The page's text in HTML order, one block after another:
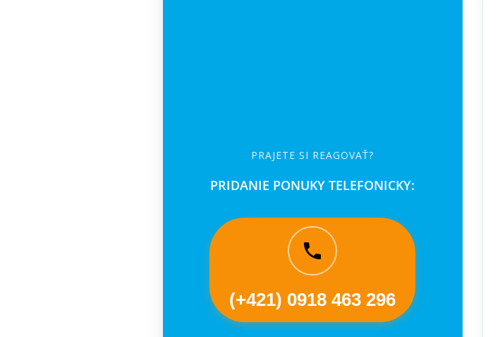
PRAJETE SI REAGOVAŤ?
PRIDANIE PONUKY TELEFONICKY:
(+421) 0918 463 296